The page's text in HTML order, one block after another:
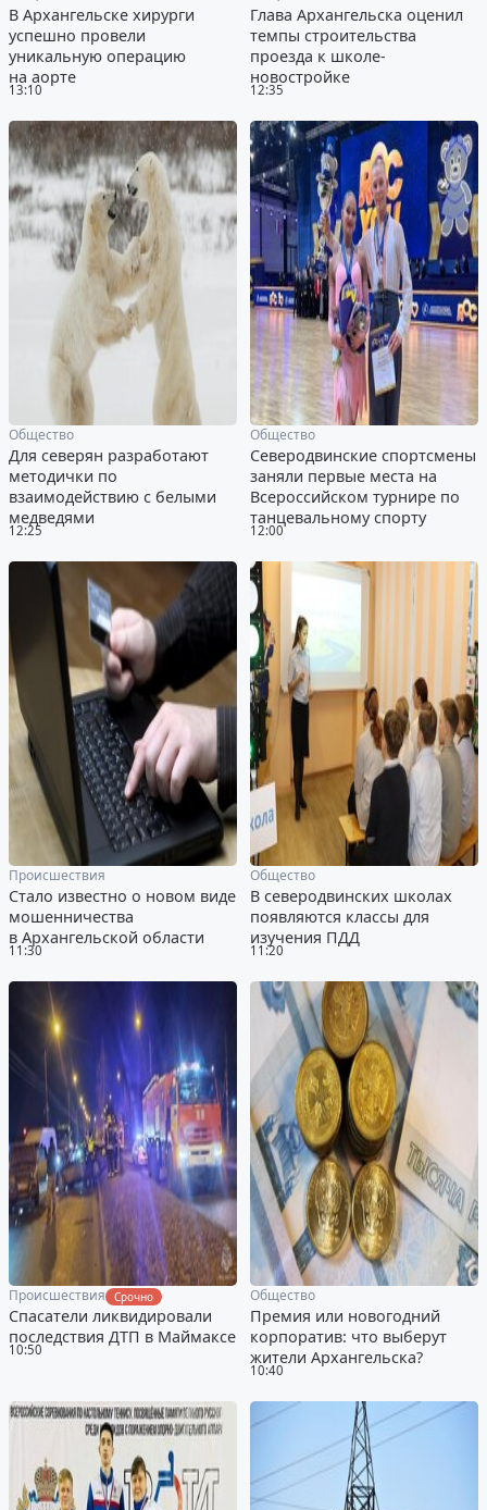
13:10
В Архангельске хирурги
успешно провели
уникальную операцию
на аорте
12:35
Глава Архангельска оценил
темпы строительства
проезда к школе-
новостройке
12:25
Общество
Для северян разработают
методички по
взаимодействию с белыми
медведями
12:00
Общество
Северодвинские спортсмены
заняли первые места на
Всероссийском турнире по
танцевальному спорту
11:30
Происшествия
Стало известно о новом виде
мошенничества
в Архангельской области
11:20
Общество
В северодвинских школах
появляются классы для
изучения ПДД
10:50
Происшествия Срочно
Спасатели ликвидировали
последствия ДТП в Маймаксе
10:40
Общество
Премия или новогодний
корпоратив: что выберут
жители Архангельска?